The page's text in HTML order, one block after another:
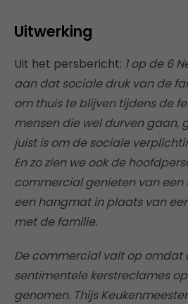
Uitwerking
Uit het persbericht: 1 op de 6
aan dat sociale druk van de
om thuis te blijven tijdens de
mensen die wel durven gaan,
juist is om de sociale
En zo zien we ook de
commercial genieten van
een hangmat in plaats van
met de familie.
De commercial valt op omdat
sentimentele kerstreclames
genomen. Thijs